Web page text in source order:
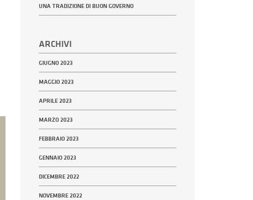
UNA TRADIZIONE DI BUON GOVERNO
ARCHIVI
GIUGNO 2023
MAGGIO 2023
APRILE 2023
MARZO 2023
FEBBRAIO 2023
GENNAIO 2023
DICEMBRE 2022
NOVEMBRE 2022